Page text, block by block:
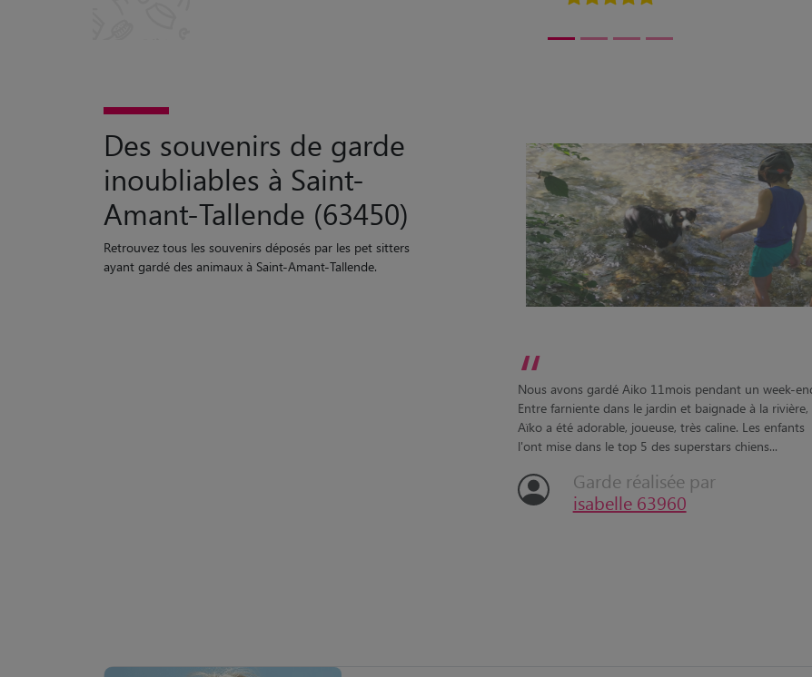
Des souvenirs de garde
inoubliables à Saint-
Amant-Tallende (63450)
Retrouvez tous les souvenirs déposés par les pet sitters
“
Nous avons gardé Aiko 11mois pendant un week-end.
Entre farniente dans le jardin et baignade à la rivière,
Aïko a été adorable, joueuse, très caline. Les enfants
Garde réalisée par
isabelle 63960